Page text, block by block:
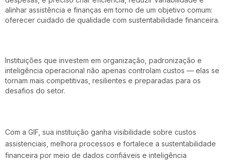
alinhar assistência e finanças em torno de um objetivo comum:
oferecer cuidado de qualidade com sustentabilidade financeira.
Instituições que investem em organização, padronização e
inteligência operacional não apenas controlam custos — elas se
tornam mais competitivas, resilientes e preparadas para os
desafios do setor.
Com a GIF, sua instituição ganha visibilidade sobre custos
assistenciais, melhora processos e fortalece a sustentabilidade
financeira por meio de dados confiáveis e inteligência